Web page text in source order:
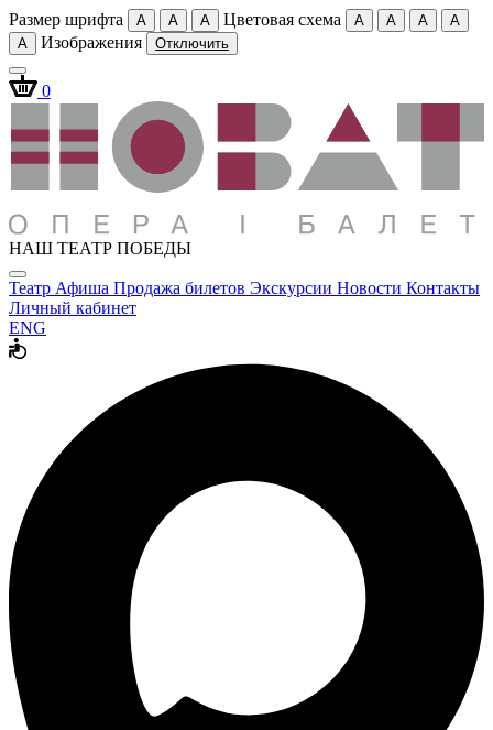
Размер шрифта A A A Цветовая схема A A A
A
A
Изображения Отключить
0
НАШ ТЕАТР ПОБЕДЫ
Театр Афиша Продажа билетов Экскурсии Новости Контакты
Личный кабинет
ENG